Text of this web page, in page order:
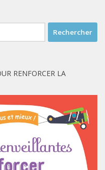
RENFORCER LA